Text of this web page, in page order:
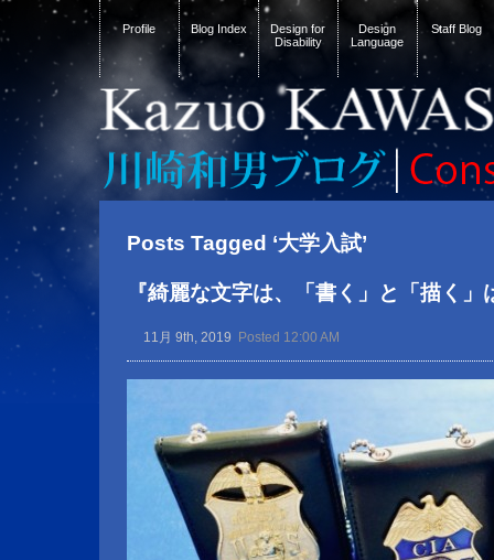
Profile Blog Index
Design for
Disability
Design
Language
Staff Blog
Posts Tagged ‘大学入試’
『綺麗な文字は、「書く」と「描く」
11月 9th, 2019 Posted 12:00 AM